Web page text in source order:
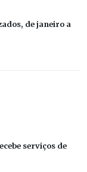
de janeiro a
serviços de